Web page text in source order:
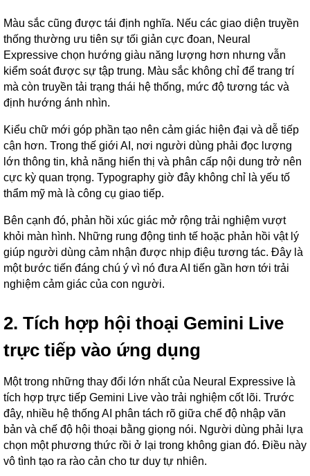
Màu sắc cũng được tái định nghĩa. Nếu các giao diện truyền
thống thường ưu tiên sự tối giản cực đoan, Neural
Expressive chọn hướng giàu năng lượng hơn nhưng vẫn
kiểm soát được sự tập trung. Màu sắc không chỉ để trang trí
mà còn truyền tải trạng thái hệ thống, mức độ tương tác và
định hướng ánh nhìn.
Kiểu chữ mới góp phần tạo nên cảm giác hiện đại và dễ tiếp
cận hơn. Trong thế giới AI, nơi người dùng phải đọc lượng
lớn thông tin, khả năng hiển thị và phân cấp nội dung trở nên
cực kỳ quan trọng. Typography giờ đây không chỉ là yếu tố
thẩm mỹ mà là công cụ giao tiếp.
Bên cạnh đó, phản hồi xúc giác mở rộng trải nghiệm vượt
khỏi màn hình. Những rung động tinh tế hoặc phản hồi vật lý
giúp người dùng cảm nhận được nhịp điệu tương tác. Đây là
một bước tiến đáng chú ý vì nó đưa AI tiến gần hơn tới trải
nghiệm cảm giác của con người.
2. Tích hợp hội thoại Gemini Live
trực tiếp vào ứng dụng
Một trong những thay đổi lớn nhất của Neural Expressive là
tích hợp trực tiếp Gemini Live vào trải nghiệm cốt lõi. Trước
đây, nhiều hệ thống AI phân tách rõ giữa chế độ nhập văn
bản và chế độ hội thoại bằng giọng nói. Người dùng phải lựa
chọn một phương thức rồi ở lại trong không gian đó. Điều này
vô tình tạo ra rào cản cho tư duy tự nhiên.